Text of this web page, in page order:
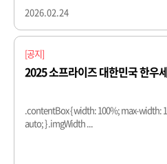
2026.02.24
[공지]
2025 소프라이즈 대한민국 한우
.contentBox { width: 100%; max-width:
auto; } .imgWidth ...